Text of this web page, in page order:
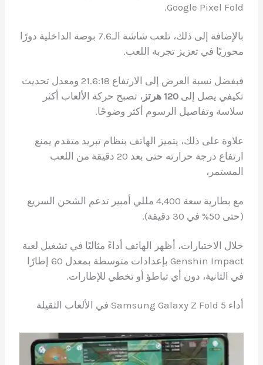
Google Pixel Fold.
بالإضافة إلى ذلك، تلعب شاشة الـ7.6 بوصة الداخلية دورًا
محوريًا في تعزيز تجربة اللعب.
فبفضل نسبة العرض إلى الارتفاع 21.6:18 ومعدل تحديث
تكيفي يصل إلى120 هرتز
، تصبح حركة الألعاب أكثر
سلاسة وتفاصيل الرسوم أكثر وضوحًا.
علاوة على ذلك، يتميز الهاتف بنظام تبريد متقدم يمنع
ارتفاع درجة حرارته حتى بعد 20 دقيقة من اللعب
المستمر،
مع بطارية سعة 4,400 مللي أمبير تدعم الشحن السريع
(حتى 50% في 30 دقيقة).
خلال الاختبارات، أظهر الهاتف أداءً مثاليًا في تشغيل لعبة
Genshin Impact بإعدادات متوسطة بمعدل 60 إطارًا
في الثانية، دون أي تباطؤ أو تخطي للإطارات.
أداء Samsung Galaxy Z Fold 5 في الألعاب الثقيلة